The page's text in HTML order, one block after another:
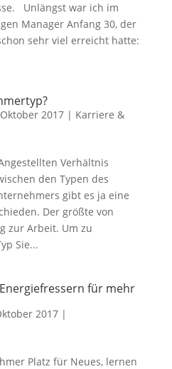
Unlängst war ich im
Manager Anfang 30, der
sehr viel erreicht hatte:
2017| Karriere &
Verhältnis
den Typen des
gibt es ja eine
Der größte von
zur Arbeit. Um zu
Sie...
für mehr
2017|
Platz für Neues, lernen